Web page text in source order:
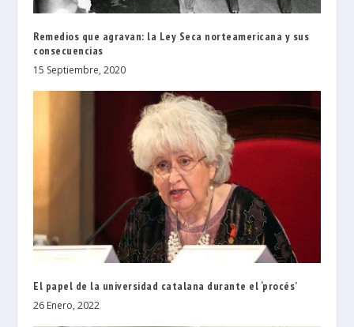
Remedios que agravan: la Ley Seca norteamericana y sus
consecuencias
15 Septiembre, 2020
El papel de la universidad catalana durante el ‘procés’
26 Enero, 2022